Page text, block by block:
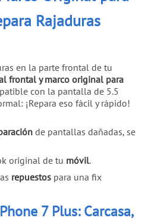
Rajaduras
en la parte frontal de tu
frontal y marco original para
con la pantalla de 5.5
¡Repara eso fácil y rápido!
de pantallas dañadas, se
original de tu móvil.
repuestos para una fix
7 Plus: Carcasa,